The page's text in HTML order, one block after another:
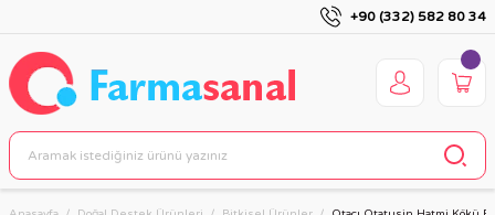
+90 (332) 582 80 34